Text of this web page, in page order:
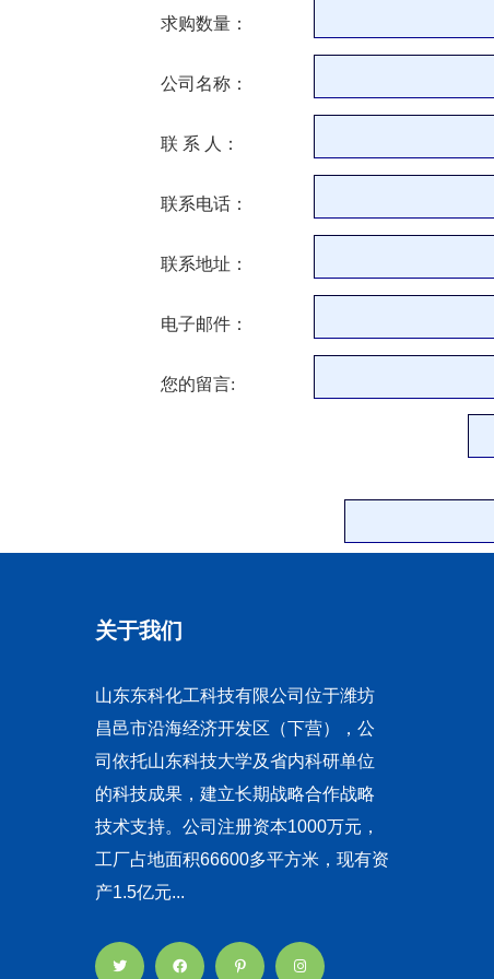
求购数量：
公司名称：
联 系 人：
联系电话：
联系地址：
电子邮件：
您的留言:
关于我们
山东东科化工科技有限公司位于潍坊
昌邑市沿海经济开发区（下营），公
司依托山东科技大学及省内科研单位
的科技成果，建立长期战略合作战略
技术支持。公司注册资本1000万元，
工厂占地面积66600多平方米，现有资
产1.5亿元...